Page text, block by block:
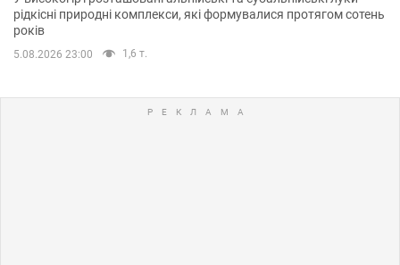
рідкісні природні комплекси, які формувалися протягом сотень
років
5.08.2026 23:00 1,6 т.